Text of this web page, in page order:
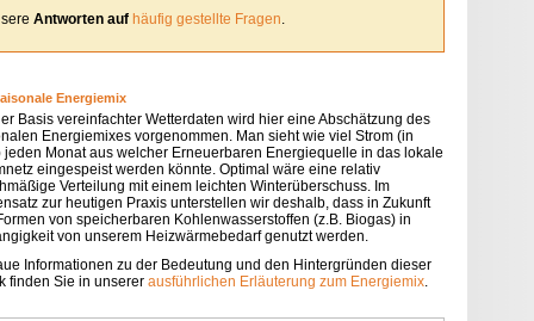
Antworten auf häufig gestellte Fragen.
Energiemix
Basis vereinfachter Wetterdaten wird hier eine Abschätzung des
Energiemixes vorgenommen. Man sieht wie viel Strom (in
jeden Monat aus welcher Erneuerbaren Energiequelle in das lokale
eingespeist werden könnte. Optimal wäre eine relativ
Verteilung mit einem leichten Winterüberschuss. Im
zur heutigen Praxis unterstellen wir deshalb, dass in Zukunft
von speicherbaren Kohlenwasserstoffen (z.B. Biogas) in
von unserem Heizwärmebedarf genutzt werden.
Informationen zu der Bedeutung und den Hintergründen dieser
finden Sie in unserer ausführlichen Erläuterung zum Energiemix.